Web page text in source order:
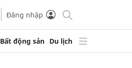
Đăng nhập
Bất động sản Du lịch